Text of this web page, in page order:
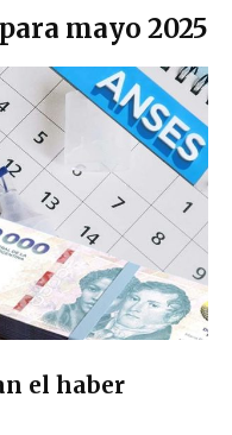
mayo 2025
el haber